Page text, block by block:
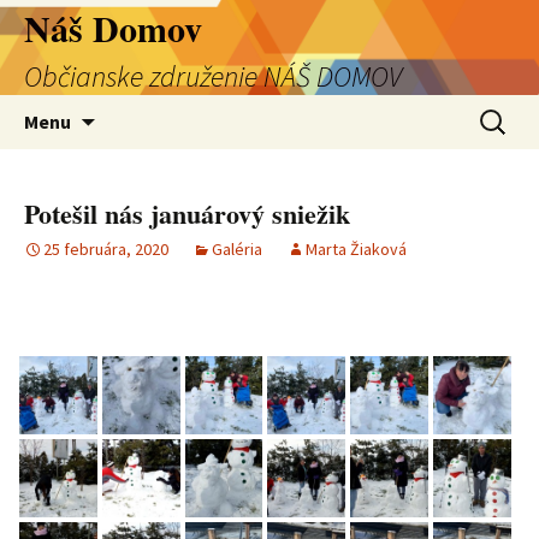
Preskočiť
na
obsah
Náš Domov
Občianske združenie NÁŠ DOMOV
Menu Hľadať:
Potešil nás januárový sniežik
25 februára, 2020 Galéria Marta Žiaková